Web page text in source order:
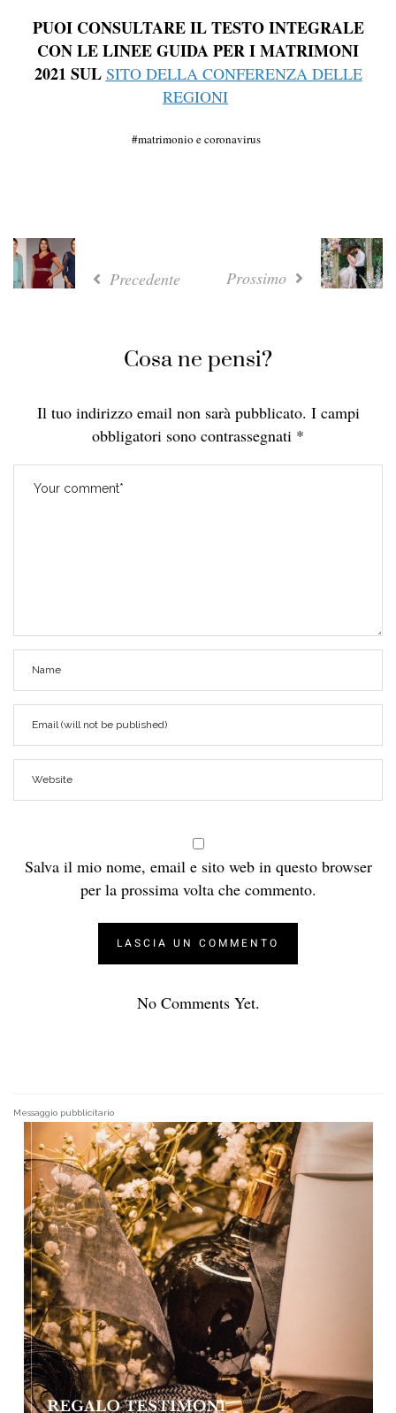
PUOI CONSULTARE IL TESTO INTEGRALE
CON LE LINEE GUIDA PER I MATRIMONI
2021 SUL SITO DELLA CONFERENZA DELLE
REGIONI
matrimonio e coronavirus
Precedente Prossimo
Cosa ne pensi?
Il tuo indirizzo email non sarà pubblicato. I campi
obbligatori sono contrassegnati *
Salva il mio nome, email e sito web in questo browser
per la prossima volta che commento.
No Comments Yet.
Messaggio pubblicitario